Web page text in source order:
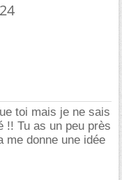
toi mais je ne sais
!! Tu as un peu près
me donne une idée